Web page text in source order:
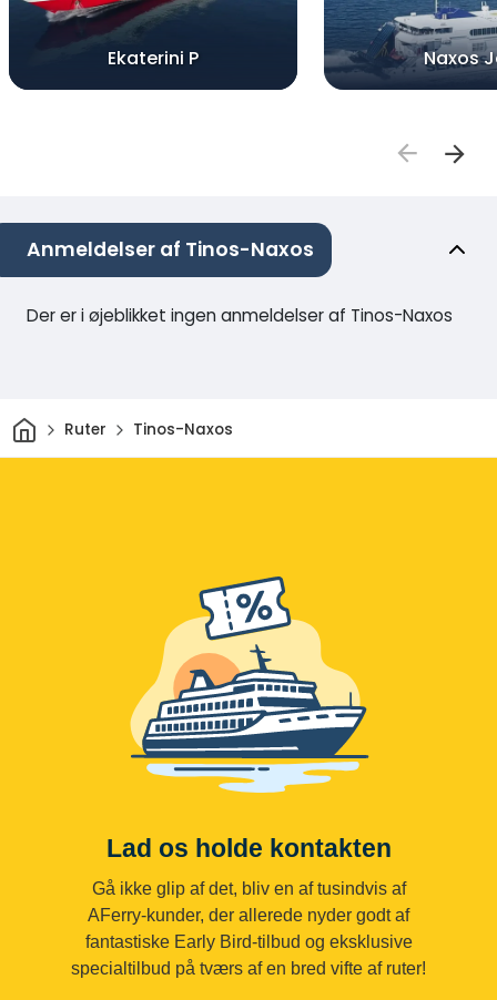
Ekaterini P Naxos
Anmeldelser af Tinos-Naxos
Der er i øjeblikket ingen anmeldelser af Tinos-Naxos
HjemRuter Tinos-Naxos
Lad os holde kontakten
Gå ikke glip af det, bliv en af tusindvis af
AFerry-kunder, der allerede nyder godt af
fantastiske Early Bird-tilbud og eksklusive
specialtilbud på tværs af en bred vifte af ruter!